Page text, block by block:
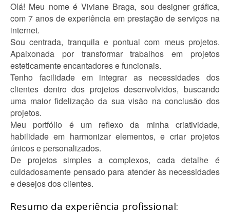
Olá! Meu nome é Viviane Braga, sou designer gráfica,
com 7 anos de experiência em prestação de serviços na
internet.
Sou centrada, tranquila e pontual com meus projetos.
Apaixonada por transformar trabalhos em projetos
esteticamente encantadores e funcionais.
Tenho facilidade em integrar as necessidades dos
clientes dentro dos projetos desenvolvidos, buscando
uma maior fidelização da sua visão na conclusão dos
projetos.
Meu portfólio é um reflexo da minha criatividade,
habilidade em harmonizar elementos, e criar projetos
únicos e personalizados.
De projetos simples a complexos, cada detalhe é
cuidadosamente pensado para atender às necessidades
e desejos dos clientes.
Resumo da experiência profissional: